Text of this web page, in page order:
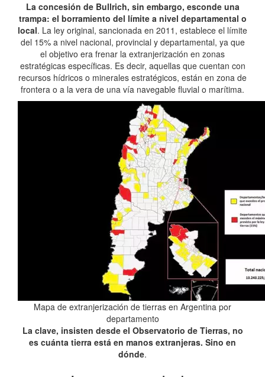
La concesión de Bullrich, sin embargo, esconde una
trampa: el borramiento del límite a nivel departamental o
local. La ley original, sancionada en 2011, establece el límite
del 15% a nivel nacional, provincial y departamental, ya que
el objetivo era frenar la extranjerización en zonas
estratégicas específicas. Es decir, aquellas que cuentan con
recursos hídricos o minerales estratégicos, están en zona de
frontera o a la vera de una vía navegable fluvial o marítima.
Mapa de extranjerización de tierras en Argentina por
departamento
La clave, insisten desde el Observatorio de Tierras, no
es cuánta tierra está en manos extranjeras. Sino en
dónde.